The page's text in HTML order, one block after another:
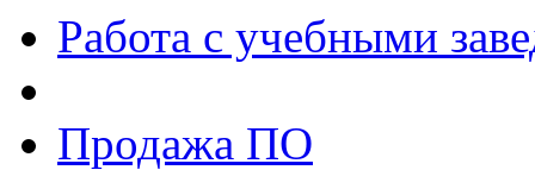
Работа с учебными
Продажа ПО